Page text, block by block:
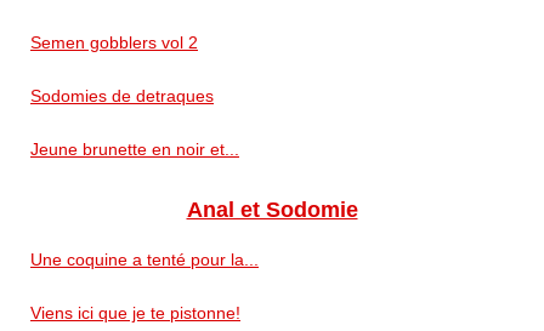
Semen gobblers vol 2
Sodomies de detraques
Jeune brunette en noir et...
Anal et Sodomie
Une coquine a tenté pour la...
Viens ici que je te pistonne!